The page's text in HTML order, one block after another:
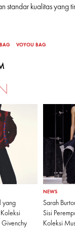
standar kualitas yang
VOYOU BAG
yang
Givenchy
NEWS
Sarah
Sisi
Koleksi